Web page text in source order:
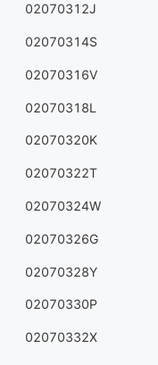
02070312J
02070314S
02070316V
02070318L
02070320K
02070322T
02070324W
02070326G
02070328Y
02070330P
02070332X